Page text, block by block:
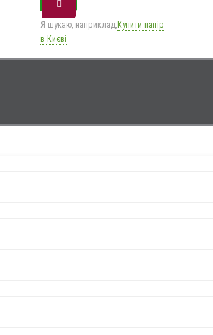
Я шукаю, наприклад,Купити папір
в Києві